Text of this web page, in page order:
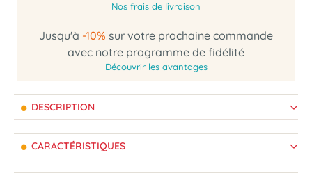
Nos frais de livraison
Jusqu'à -10% sur votre prochaine commande
avec notre programme de fidélité
Découvrir les avantages
DESCRIPTION
CARACTÉRISTIQUES